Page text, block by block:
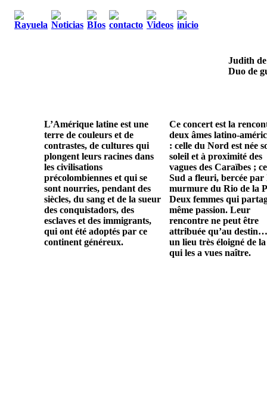
Judith
Duo de
L’Amérique latine est une
terre de couleurs et de
contrastes, de cultures qui
plongent leurs racines dans
les civilisations
précolombiennes et qui se
sont nourries, pendant des
siècles, du sang et de la sueur
des conquistadors, des
esclaves et des immigrants,
qui ont été adoptés par ce
continent généreux.
Ce concert est la
deux âmes latino-
: celle du Nord est née
soleil et à proximité des
vagues des Caraïbes ;
Sud a fleuri, bercée par
murmure du Rio de la
Deux femmes qui
même passion. Leur
rencontre ne peut être
attribuée qu’au
un lieu très éloigné de
qui les a vues naître.